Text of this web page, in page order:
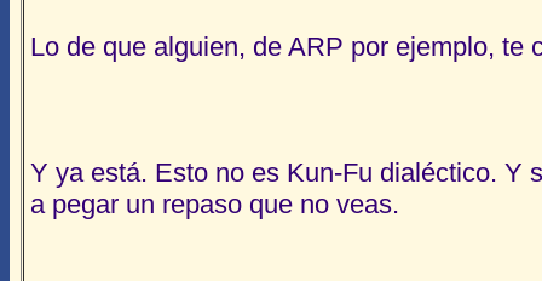
Lo de que alguien, de ARP por ejemplo,
Y ya está. Esto no es Kun-Fu dialéctico. Y
a pegar un repaso que no veas.